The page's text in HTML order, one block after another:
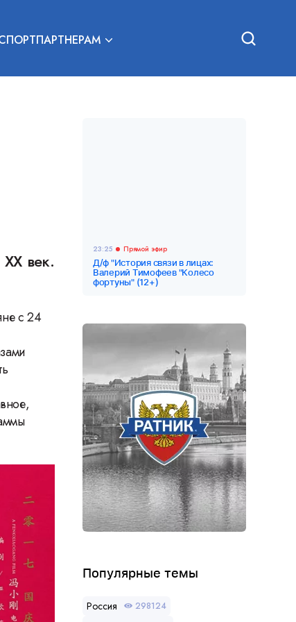
ПАРТНЕРАМ
век.
с 24
23:25 Прямой эфир
Д/ф "История связи в лицах:
Валерий Тимофеев "Колесо
фортуны" (12+)
Популярные темы
Россия 298124